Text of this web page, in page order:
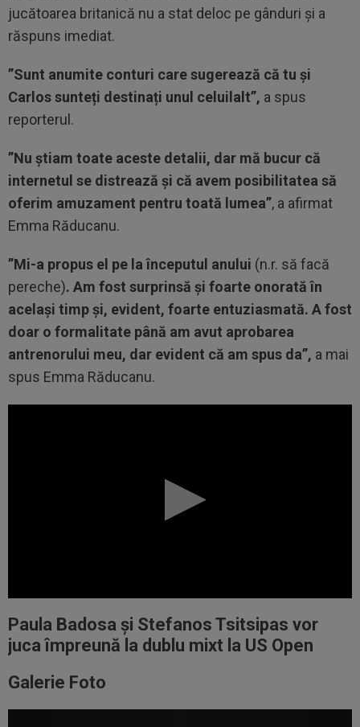
jucătoarea britanică nu a stat deloc pe gânduri și a
răspuns imediat.
”Sunt anumite conturi care sugerează că tu și
Carlos sunteți destinați unul celuilalt”, a spus
reporterul.
”Nu știam toate aceste detalii, dar mă bucur că
internetul se distrează și că avem posibilitatea să
oferim amuzament pentru toată lumea”, a afirmat
Emma Răducanu.
”Mi-a propus el pe la începutul anului (n.r. să facă
pereche). Am fost surprinsă și foarte onorată în
același timp și, evident, foarte entuziasmată. A fost
doar o formalitate până am avut aprobarea
antrenorului meu, dar evident că am spus da”, a mai
spus Emma Răducanu.
Paula Badosa și Stefanos Tsitsipas vor
juca împreună la dublu mixt la US Open
Galerie Foto